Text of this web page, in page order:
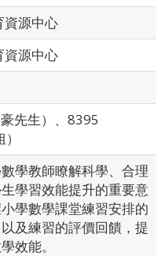
資源中心
資源中心
先生）、8395
學教師瞭解科學、合理
學習效能提升的重要意
學數學課堂練習安排的
及練習的評價回饋，提
效能。